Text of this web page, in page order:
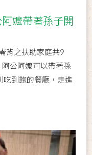
嬤帶著孫子開
背之扶助家庭共9
公阿嬤可以帶著孫
吃到飽的餐廳，走進